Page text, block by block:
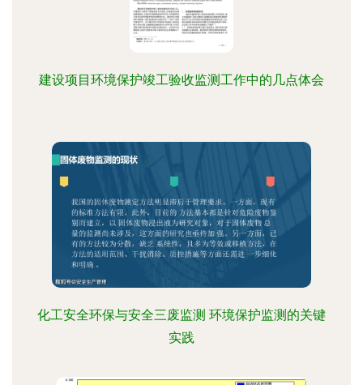
建设项目环境保护竣工验收监测工作中的几点体会
化工安全环保与安全三废监测 环境保护监测的关键
实践